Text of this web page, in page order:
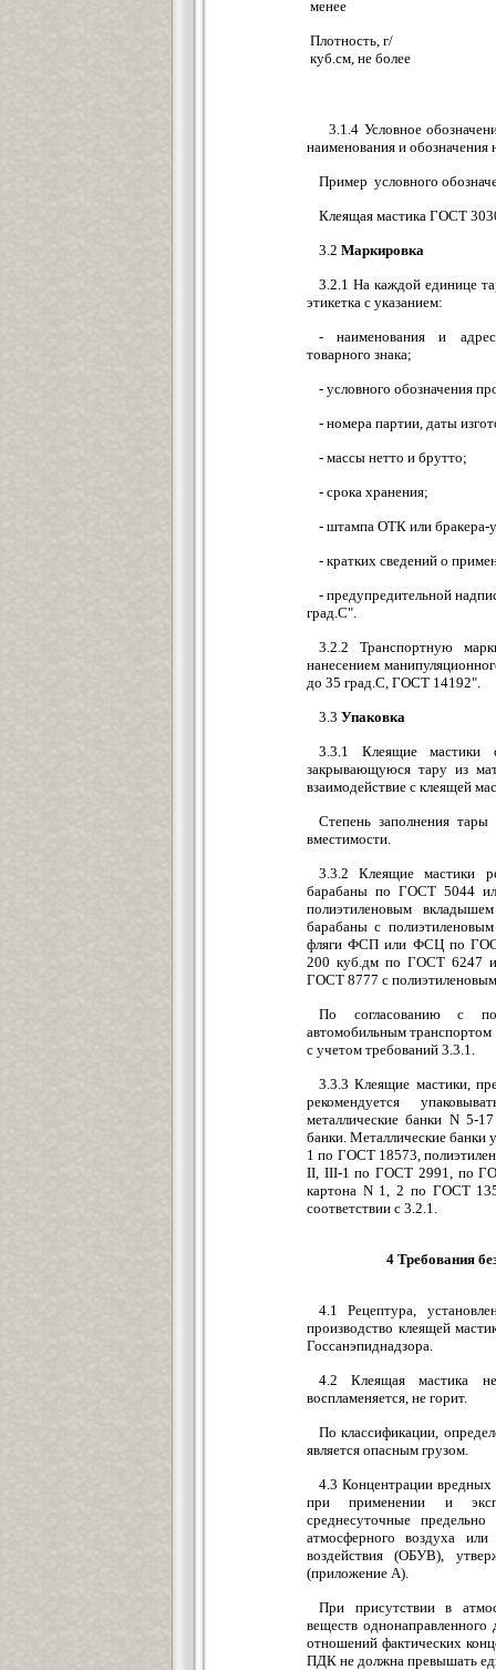
менее
Плотность, г/
куб.см, не более
3.1.4 Условное
наименования и
Пример условного
Клеящая мастика ГОСТ
3.2 Маркировка
3.2.1 На каждой единице
этикетка с указанием:
- наименования и
товарного знака;
- условного обозначения
- номера партии, даты
- массы нетто и брутто;
- срока хранения;
- штампа ОТК или бракера-
- кратких сведений о
- предупредительной
град.С".
3.2.2 Транспортную
нанесением
до 35 град.С, ГОСТ 14192".
3.3 Упаковка
3.3.1 Клеящие мастики
закрывающуюся тару из
взаимодействие с клеящей
Степень заполнения
вместимости.
3.3.2 Клеящие мастики
барабаны по ГОСТ 5044
полиэтиленовым
барабаны с
фляги ФСП или ФСЦ по
200 куб.дм по ГОСТ 6247
ГОСТ 8777 с
По согласованию с
автомобильным транспортом
с учетом требований 3.3.1.
3.3.3 Клеящие мастики,
рекомендуется
металлические банки N 5-
банки. Металлические банки
1 по ГОСТ 18573,
II, III-1 по ГОСТ 2991, по
картона N 1, 2 по ГОСТ
соответствии с 3.2.1.
4 Требования
4.1 Рецептура,
производство клеящей
Госсанэпиднадзора.
4.2 Клеящая мастика не
воспламеняется, не горит.
По классификации,
является опасным грузом.
4.3 Концентрации
при применении и
среднесуточные
атмосферного воздуха
воздействия (ОБУВ),
(приложение А).
При присутствии в
веществ
отношений фактических
ПДК не должна превышать